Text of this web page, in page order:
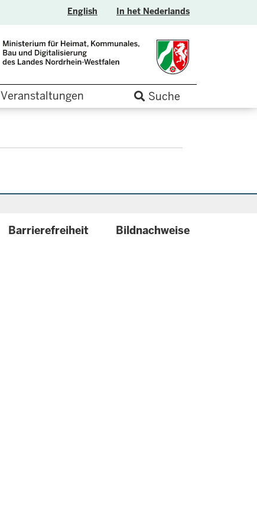
English In het Nederlands
Veranstaltungen Suche
Barrierefreiheit Bildnachweise